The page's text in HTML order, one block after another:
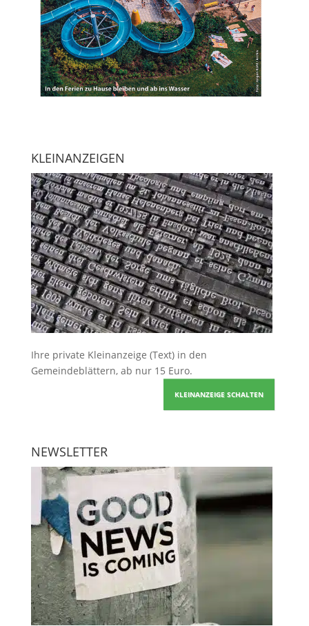
KLEINANZEIGEN
Ihre private Kleinanzeige (Text) in den
Gemeindeblättern, ab nur 15 Euro.
KLEINANZEIGE SCHALTEN
NEWSLETTER